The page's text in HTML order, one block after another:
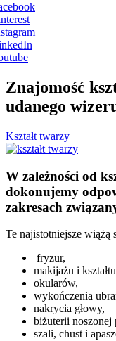
Znajomość
udanego
Kształt twarzy
W zależności od
dokonujemy
zakresach
Te najistotniejsze wiążą
fryzur,
makijażu i
okularów,
wykończenia
nakrycia głowy,
biżuterii noszonej
szali, chust i